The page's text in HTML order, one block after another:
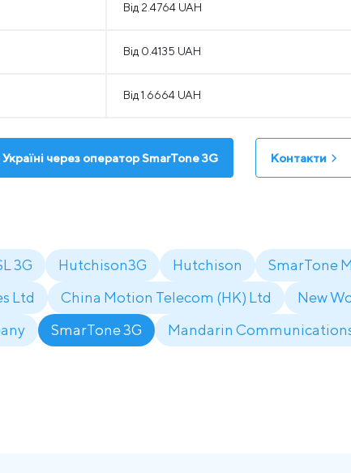
Від 2.4764 UAH
Від 0.4135 UAH
Від 1.6664 UAH
через оператор SmarTone 3G Контакти
3G Hutchison3G Hutchison
SmarTone
Ltd China Motion Telecom (HK) Ltd
New
SmarTone 3G Mandarin